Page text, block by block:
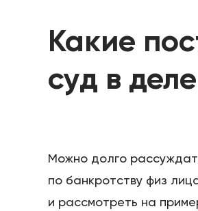
Какие
суд в
Можно долго
по банкротству физ
и рассмотреть на